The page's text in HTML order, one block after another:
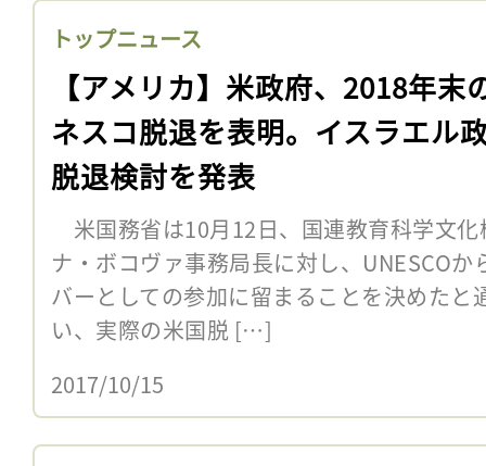
トップニュース
【アメリカ】米政府、2018年末
ネスコ脱退を表明。イスラエル
脱退検討を発表
米国務省は10月12日、国連教育科学文化
ナ・ボコヴァ事務局長に対し、UNESCO
バーとしての参加に留まることを決めたと
い、実際の米国脱 […]
2017/10/15